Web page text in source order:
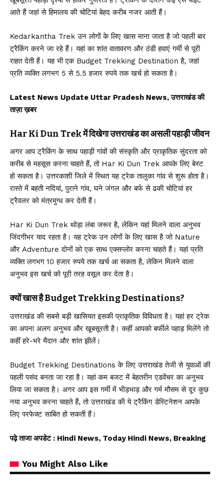
आते हैं जहां से हिमालय की चोटियां बेहद करीब नजर आती हैं।
Kedarkantha Trek उन लोगों के लिए खास माना जाता है जो पहली बार
ट्रैकिंग करने जा रहे हैं। यहां का शांत वातावरण और ठंडी हवाएं गर्मी से पूरी
राहत देती हैं। यह भी एक Budget Trekking Destination है, जहां
प्रति व्यक्ति लगभग 5 से 5.5 हजार रुपये तक खर्च हो सकता है।
Latest News Update Uttar Pradesh News, उत्तराखंड की
ताज़ा ख़बर
Har Ki Dun Trek में दिखेगा उत्तराखंड का असली पहाड़ी जीवन
अगर आप ट्रैकिंग के साथ पहाड़ी गांवों की संस्कृति और प्राकृतिक सुंदरता को
करीब से महसूस करना चाहते हैं, तो Har Ki Dun Trek आपके लिए बेस्ट
हो सकता है। उत्तरकाशी जिले में स्थित यह ट्रेक तालुका गांव से शुरू होता है।
रास्ते में बहती नदियां, पुराने गांव, घने जंगल और बर्फ से ढकी चोटियां हर
ट्रैवलर को मंत्रमुग्ध कर देती हैं।
Har Ki Dun Trek थोड़ा लंबा जरूर है, लेकिन यहां मिलने वाला अनुभव
जिंदगीभर याद रहता है। यह ट्रेक उन लोगों के लिए खास है जो Nature
और Adventure दोनों को एक साथ एक्सप्लोर करना चाहते हैं। यहां प्रति
व्यक्ति लगभग 10 हजार रुपये तक खर्च आ सकता है, लेकिन मिलने वाला
अनुभव इस खर्च को पूरी तरह वसूल कर देता है।
क्यों खास है Budget Trekking Destinations?
उत्तराखंड की सबसे बड़ी खासियत इसकी प्राकृतिक विविधता है। यहां हर ट्रेक
का अपना अलग अनुभव और खूबसूरती है। कहीं आपको बर्फीले पहाड़ मिलेंगे तो
कहीं हरे-भरे मैदान और शांत झीलें।
Budget Trekking Destinations के लिए उत्तराखंड तेजी से युवाओं की
पहली पसंद बनता जा रहा है। यहां कम बजट में बेहतरीन एडवेंचर का अनुभव
लिया जा सकता है। अगर आप इस गर्मी में भीड़भाड़ और गर्म मौसम से दूर कुछ
नया अनुभव करना चाहते हैं, तो उत्तराखंड की ये ट्रैकिंग डेस्टिनेशन आपके
लिए परफेक्ट साबित हो सकती हैं।
पढ़े ताजा अपडेट : Hindi News, Today Hindi News, Breaking
You Might Also Like